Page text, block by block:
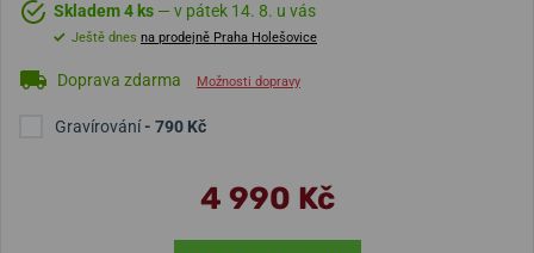
Skladem 4 ks — v pátek 14. 8. u vás
Ještě dnes na prodejně Praha Holešovice
Doprava zdarma Možnosti dopravy
Gravírování- 790 Kč
4 990 Kč